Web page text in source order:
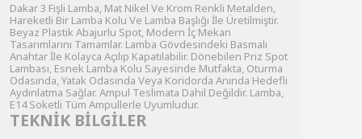
Dakar 3 Fişli Lamba, Mat Nikel Ve Krom Renkli Metalden,
Hareketli Bir Lamba Kolu Ve Lamba Başlığı İle Üretilmiştir.
Beyaz Plastik Abajurlu Spot, Modern İç Mekan
Tasarımlarını Tamamlar. Lamba Gövdesindeki Basmalı
Anahtar İle Kolayca Açılıp Kapatılabilir. Dönebilen Priz Spot
Lambası, Esnek Lamba Kolu Sayesinde Mutfakta, Oturma
Odasında, Yatak Odasında Veya Koridorda Anında Hedefli
Aydınlatma Sağlar. Ampul Teslimata Dahil Değildir. Lamba,
E14 Soketli Tüm Ampullerle Uyumludur.
TEKNİK BİLGİLER